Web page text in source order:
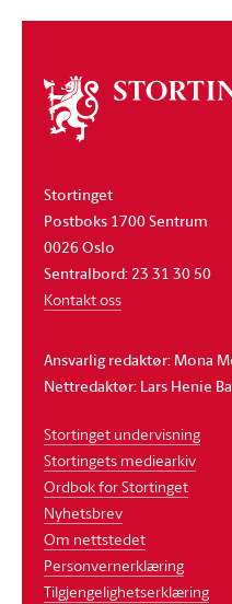
Om
stortinget
Stortinget
Postboks 1700 Sentrum
0026 Oslo
Sentralbord: 23 31 30 50
Kontakt oss
Ansvarlig redaktør: Mona
Nettredaktør: Lars Henie
Stortinget undervisning
Stortingets mediearkiv
Ordbok for Stortinget
Nyhetsbrev
Om nettstedet
Personvernerklæring
Tilgjengelighetserklæring